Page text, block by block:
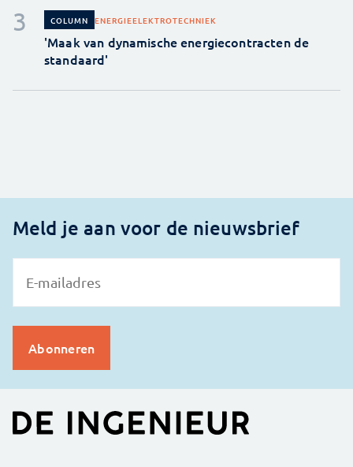
COLUMN ENERGIEELEKTROTECHNIEK
'Maak van dynamische energiecontracten de
standaard'
Meld je aan voor de nieuwsbrief